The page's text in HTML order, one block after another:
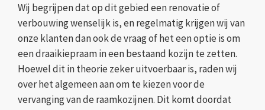
Wij begrijpen dat op dit gebied een renovatie of
verbouwing wenselijk is, en regelmatig krijgen wij van
onze klanten dan ook de vraag of het een optie is om
een draaikiepraam in een bestaand kozijn te zetten.
Hoewel dit in theorie zeker uitvoerbaar is, raden wij
over het algemeen aan om te kiezen voor de
vervanging van de raamkozijnen. Dit komt doordat